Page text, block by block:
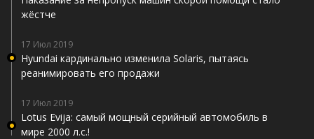
жёстче
17 Июл 2019
Hyundai кардинально изменила Solaris, пытаясь
реанимировать его продажи
17 Июл 2019
Lotus Evija: самый мощный серийный автомобиль в
мире 2000 л.с.!